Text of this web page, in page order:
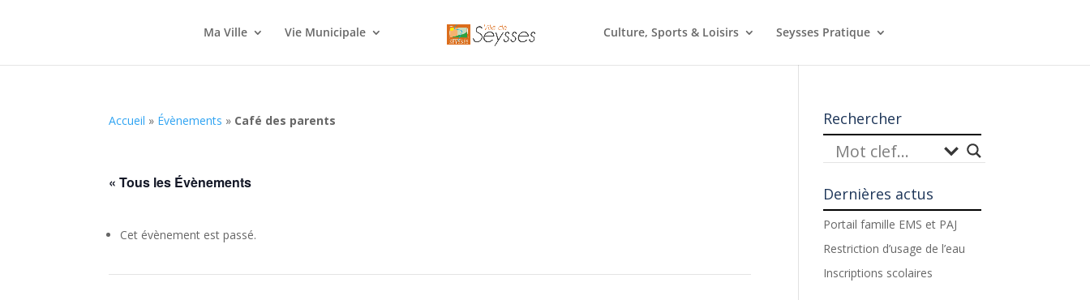
Ma Ville Vie Municipale Culture, Sports & Loisirs Seysses Pratique
Accueil » Évènements » Café des parents
« Tous les Évènements
Cet évènement est passé.
Rechercher
Dernières actus
Portail famille EMS et PAJ
Restriction d’usage de l’eau
Inscriptions scolaires